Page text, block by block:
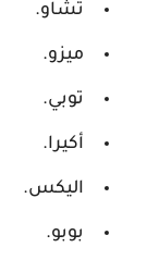
تشاو.
ميزو.
توبي.
أكيرا.
اليكس.
بوبو.